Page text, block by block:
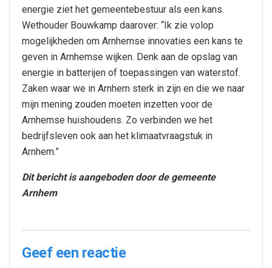
energie ziet het gemeentebestuur als een kans.
Wethouder Bouwkamp daarover: “Ik zie volop
mogelijkheden om Arnhemse innovaties een kans te
geven in Arnhemse wijken. Denk aan de opslag van
energie in batterijen of toepassingen van waterstof.
Zaken waar we in Arnhem sterk in zijn en die we naar
mijn mening zouden moeten inzetten voor de
Arnhemse huishoudens. Zo verbinden we het
bedrijfsleven ook aan het klimaatvraagstuk in
Arnhem.”
Dit bericht is aangeboden door de gemeente
Arnhem
Geef een reactie